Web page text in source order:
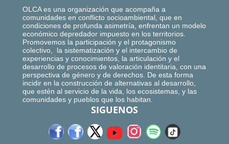
OLCA es una organización que acompaña a
comunidades en conflicto socioambiental, que en
condiciones de profunda asimetría, enfrentan un modelo
económico depredador impuesto en los territorios.
Promovemos la participación y el protagonismo
colectivo, la sistematización y el intercambio de
experiencias y conocimientos, la articulación y el
desarrollo de procesos de valoración identitaria, con una
perspectiva de género y de derechos. De esta forma
incidir en la construcción de alternativas al desarrollo,
que estén al servicio de la vida, los ecosistemas, y las
comunidades y pueblos que los habitan.
SIGUENOS